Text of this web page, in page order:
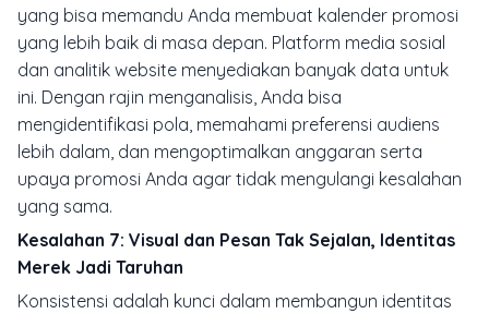
yang bisa memandu Anda membuat kalender promosi
yang lebih baik di masa depan. Platform media sosial
dan analitik website menyediakan banyak data untuk
ini. Dengan rajin menganalisis, Anda bisa
mengidentifikasi pola, memahami preferensi audiens
lebih dalam, dan mengoptimalkan anggaran serta
upaya promosi Anda agar tidak mengulangi kesalahan
yang sama.
Kesalahan 7: Visual dan Pesan Tak Sejalan, Identitas
Merek Jadi Taruhan
Konsistensi adalah kunci dalam membangun identitas